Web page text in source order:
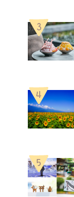
3
4
5